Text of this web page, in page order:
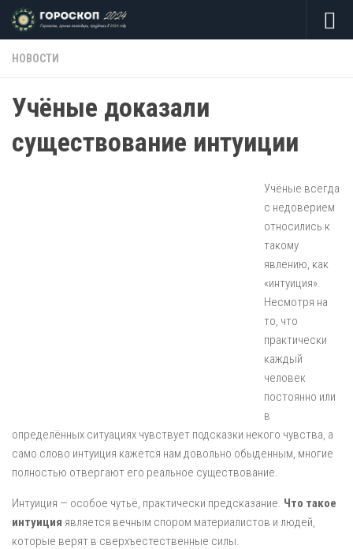
Skip to content
НОВОСТИ
Учёные доказали
существование интуиции
Учёные всегда
с недоверием
относились к
такому
явлению, как
«интуиция».
Несмотря на
то, что
практически
каждый
человек
постоянно или
в
определённых ситуациях чувствует подсказки некого чувства, а
само слово интуиция кажется нам довольно обыденным, многие
полностью отвергают его реальное существование.
Интуиция — особое чутьё, практически предсказание. Что такое
интуиция является вечным спором материалистов и людей,
которые верят в сверхъестественные силы.